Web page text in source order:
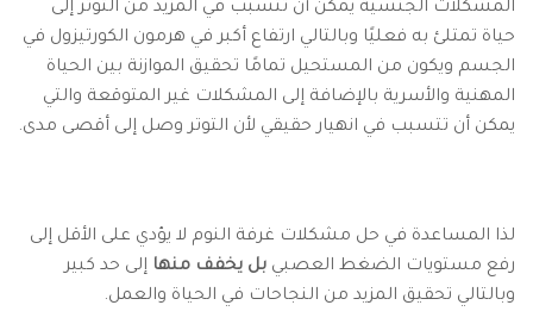
المشكلات الجنسية يمكن أن تتسبب في المزيد من التوتر إلى
حياة تمتلئ به فعليًا وبالتالي ارتفاع أكبر في هرمون الكورتيزول في
الجسم ويكون من المستحيل تمامًا تحقيق الموازنة بين الحياة
المهنية والأسرية بالإضافة إلى المشكلات غير المتوقعة والتي
يمكن أن تتسبب في انهيار حقيقي لأن التوتر وصل إلى أقصى مدى.
لذا المساعدة في حل مشكلات غرفة النوم لا يؤدي على الأقل إلى
رفع مستويات الضغط العصبي بل يخفف منها إلى حد كبير
وبالتالي تحقيق المزيد من النجاحات في الحياة والعمل.